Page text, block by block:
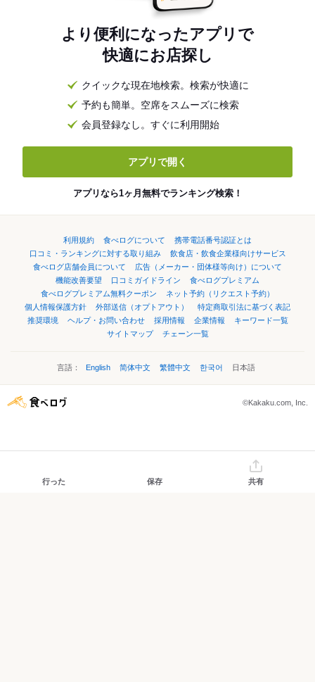
より便利になったアプリで
快適にお店探し
クイックな現在地検索。検索が快適に
予約も簡単。空席をスムーズに検索
会員登録なし。すぐに利用開始
アプリで開く
アプリなら1ヶ月無料でランキング検索！
利用規約 食べログについて
携帯電話番号認証とは
口コミ・ランキングに対する取り組み
飲食店・飲食企業様向けサービス
食べログ店舗会員について
広告（メーカー・団体様等向け）について
機能改善要望
口コミガイドライン
食べログプレミアム
食べログプレミアム無料クーポン
ネット予約（リクエスト予約）
個人情報保護方針
外部送信（オプトアウト）
特定商取引法に基づく表記
推奨環境
ヘルプ・お問い合わせ 採用情報 企業情報
キーワード一覧
サイトマップ
チェーン一覧
言語： English 简体中文 繁體中文 한국어 日本語
©Kakaku.com, Inc.
行った 保存 共有